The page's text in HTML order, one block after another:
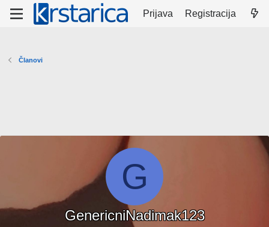
Prijava Registracija
Članovi
G
GenericniNadimak123